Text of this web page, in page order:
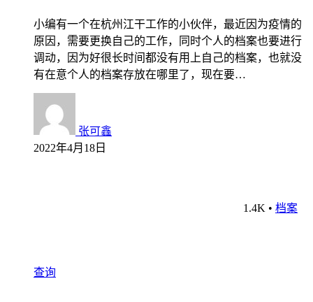
小编有一个在杭州江干工作的小伙伴，最近因为疫情的
原因，需要更换自己的工作，同时个人的档案也要进行
调动，因为好很长时间都没有用上自己的档案，也就没
有在意个人的档案存放在哪里了，现在要…
张可鑫
2022年4月18日
1.4K • 档案
查询